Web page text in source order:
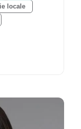
locale